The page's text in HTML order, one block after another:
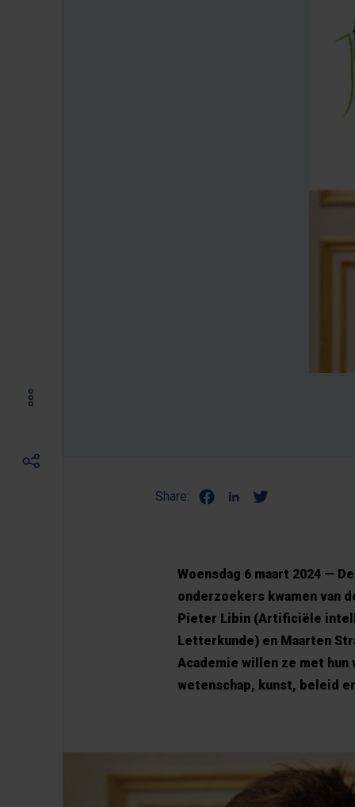
Share:
Woensdag 6 maart 2024 —
onderzoekers kwamen van
Pieter Libin (Artificiële
Letterkunde) en Maarten
Academie willen ze met
wetenschap, kunst, beleid